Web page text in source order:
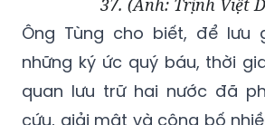
Ông Tùng cho biết, để lưu
những ký ức quý báu, thời
quan lưu trữ hai nước đã
cứu, giải mật và công bố